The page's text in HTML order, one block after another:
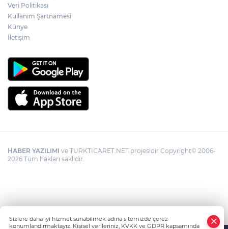
Veri Politikası
Kullanım Şartnamesi
Künye
İletişim
HABER YAZILIMI ve TURKTICARET.NET projesidir Copyright© 2006-
2026 Tüm hakları saklıdır.
Sizlere daha iyi hizmet sunabilmek adına sitemizde çerez
konumlandırmaktayız. Kişisel verileriniz, KVKK ve GDPR kapsamında